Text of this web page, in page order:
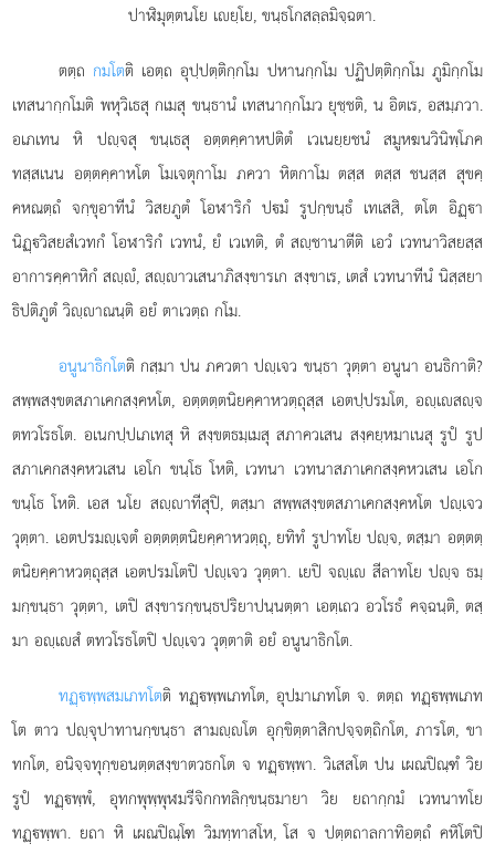
ปาฬิมุตฺตนโย เยฺโย, ขนฺธโกสลฺลมิจฺฉตา.
ตตฺถ กมโตติ เอตฺถ อุปฺปตฺติกฺกโม ปหานกฺกโม ปฏิปตฺติกฺกโม ภูมิกฺกโม
เทสนากฺกโมติ พหุวิเธสุ กเมสุ ขนฺธานํ เทสนากฺกโมว ยุชฺชติ, น อิตเร, อสมฺภวา.
อเภเทน หิ ปฺจสุ ขนฺเธสุ อตฺตคฺคาหปติตํ เวเนยฺยชนํ สมูหฆนวินิพฺโภค
ทสฺสเนน อตฺตคฺคาหโต โมเจตุกาโม ภควา หิตกาโม ตสฺส ตสฺส ชนสฺส สุขคฺ
คหณตฺถํ จกฺขุอาทีนํ วิสยภูตํ โอฬาริกํ ปมํ รูปกฺขนฺธํ เทเสสิ, ตโต อิฏฺา
นิฏฺวิสยสํเวทกํ โอฬาริกํ เวทนํ, ยํ เวเทติ, ตํ สฺชานาตีติ เอวํ เวทนาวิสยสฺส
อาการคฺคาหิกํ สฺํ, สฺาวเสนาภิสงฺขารเก สงฺขาเร, เตสํ เวทนาทีนํ นิสฺสยา
ธิปติภูตํ วิฺาณนฺติ อยํ ตาเวตฺถ กโม.
อนูนาธิกโตติ กสฺมา ปน ภควตา ปฺเจว ขนฺธา วุตฺตา อนูนา อนธิกาติ?
สพฺพสงฺขตสภาเคกสงฺคหโต, อตฺตตฺตนิยคฺคาหวตฺถุสฺส เอตปฺปรมโต, อฺเสฺจ
ตทวโรธโต. อเนกปฺปเภเทสุ หิ สงฺขตธมฺเมสุ สภาควเสน สงฺคยฺหมาเนสุ รูปํ รูป
สภาเคกสงฺคหวเสน เอโก ขนฺโธ โหติ, เวทนา เวทนาสภาเคกสงฺคหวเสน เอโก
ขนฺโธ โหติ. เอส นโย สฺาทีสุปิ, ตสฺมา สพฺพสงฺขตสภาเคกสงฺคหโต ปฺเจว
วุตฺตา. เอตปรมฺเจตํ อตฺตตฺตนิยคฺคาหวตฺถุ, ยทิทํ รูปาทโย ปฺจ, ตสฺมา อตฺตตฺ
ตนิยคฺคาหวตฺถุสฺส เอตปรมโตปิ ปฺเจว วุตฺตา. เยปิ จฺเ สีลาทโย ปฺจ ธมฺ
มกฺขนฺธา วุตฺตา, เตปิ สงฺขารกฺขนฺธปริยาปนฺนตฺตา เอตฺเถว อวโรธํ คจฺฉนฺติ, ตสฺ
มา อฺเสํ ตทวโรธโตปิ ปฺเจว วุตฺตาติ อยํ อนูนาธิกโต.
ทฏฺพฺพสมเภทโตติ ทฏฺพฺพเภทโต, อุปมาเภทโต จ. ตตฺถ ทฏฺพฺพเภท
โต ตาว ปฺจุปาทานกฺขนฺธา สามฺโต อุกฺขิตฺตาสิกปจฺจตฺถิกโต, ภารโต, ขา
ทกโต, อนิจฺจทุกฺขอนตฺตสงฺขาตวธกโต จ ทฏฺพฺพา. วิเสสโต ปน เผณปิณฺฑํ วิย
รูปํ ทฏฺพฺพํ, อุทกพุพฺพุฬมรีจิกกทลิกฺขนฺธมายา วิย ยถากฺกมํ เวทนาทโย
ทฏฺพฺพา. ยถา หิ เผณปิณฺโฑ วิมทฺทาสโห, โส จ ปตฺตถาลกาทิอตฺถํ คหิโตปิ